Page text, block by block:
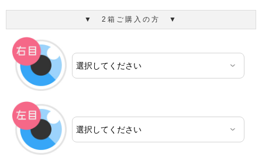
▼ 2箱ご購入の方 ▼